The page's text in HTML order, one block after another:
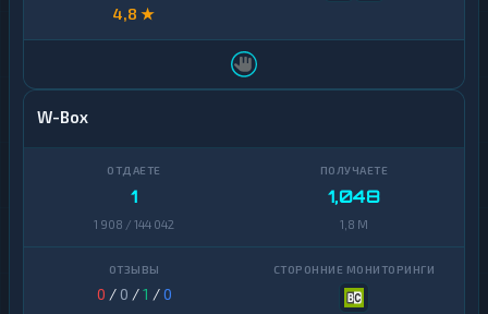
4,8 ★
W-Box
1
1 908 / 144 042
1,048
1,8 M
0 / 0 /1 /0